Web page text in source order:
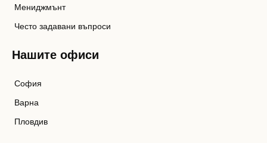
Мениджмънт
Често задавани въпроси
Нашите офиси
София
Варна
Пловдив